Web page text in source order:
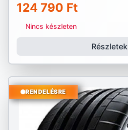
124 790 Ft
Nincs készleten
Részletek
RENDELÉSRE